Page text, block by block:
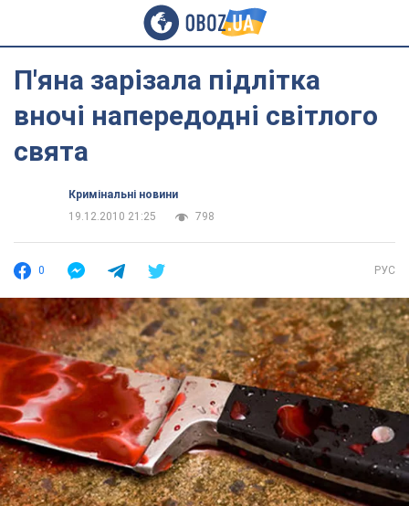
П'яна зарізала підлітка
вночі напередодні світлого
свята
Кримінальні новини
19.12.2010 21:25
798
0 РУС